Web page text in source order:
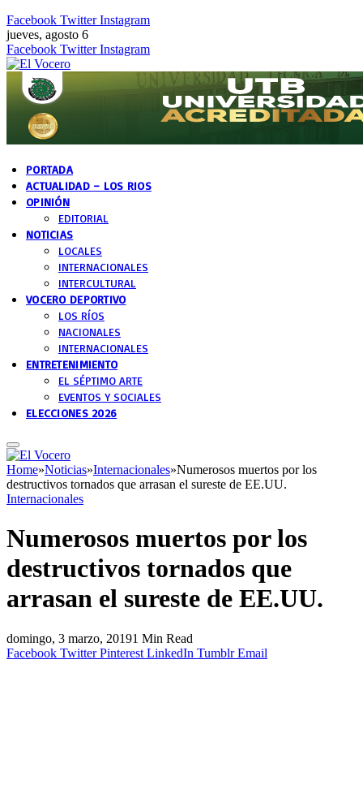
Facebook Twitter Instagram
jueves, agosto 6
Facebook Twitter Instagram
PORTADA
ACTUALIDAD – LOS RIOS
OPINIÓN
EDITORIAL
NOTICIAS
LOCALES
INTERNACIONALES
INTERCULTURAL
VOCERO DEPORTIVO
LOS RÍOS
NACIONALES
INTERNACIONALES
ENTRETENIMIENTO
EL SÉPTIMO ARTE
EVENTOS Y SOCIALES
ELECCIONES 2026
Home»Noticias»Internacionales»Numerosos muertos por los
destructivos tornados que arrasan el sureste de EE.UU.
Internacionales
Numerosos muertos por los
destructivos tornados que
arrasan el sureste de EE.UU.
domingo, 3 marzo, 20191 Min Read
Facebook Twitter Pinterest LinkedIn Tumblr Email